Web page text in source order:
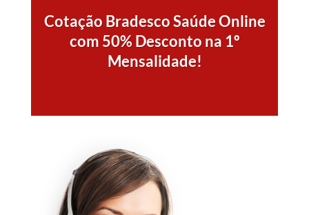
Cotação Bradesco Saúde Online
com 50% Desconto na 1º
Mensalidade!